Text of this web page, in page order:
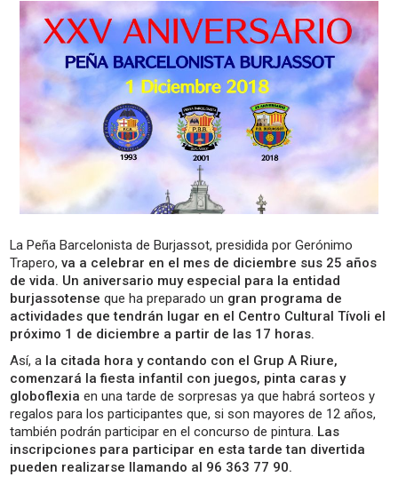
La Peña Barcelonista de Burjassot, presidida por Gerónimo
Trapero,va a celebrar en el mes de diciembre sus 25 años
de vida. Un aniversario muy especial para la entidad
burjassotense que ha preparado un gran programa de
actividades que tendrán lugar en el Centro Cultural Tívoli el
próximo 1 de diciembre a partir de las 17 horas.
Así, a la citada hora y contando con el Grup A Riure,
comenzará la fiesta infantil con juegos, pinta caras y
globoflexia en una tarde de sorpresas ya que habrá sorteos y
regalos para los participantes que, si son mayores de 12 años,
también podrán participar en el concurso de pintura. Las
inscripciones para participar en esta tarde tan divertida
pueden realizarse llamando al 96 363 77 90.